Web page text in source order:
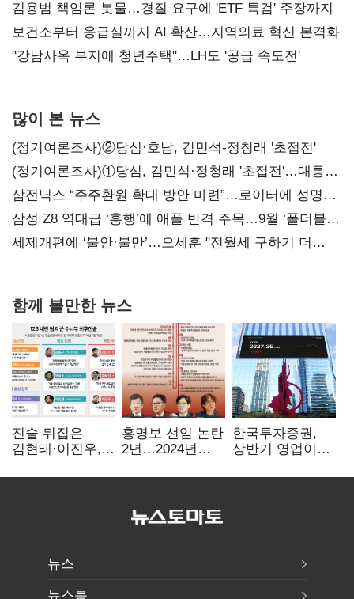
김용범 책임론 봇물…경질 요구에 'ETF 특검' 주장까지
보건소부터 응급실까지 AI 확산…지역의료 혁신 본격화
"강남사옥 부지에 청년주택"…LH도 '공급 속도전'
많이 본 뉴스
(정기여론조사)②당심·호남, 김민석-정청래 '초접전'
(정기여론조사)①당심, 김민석·정청래 '초접전'…대통령
지지도 '50% 아래로'(종합)
삼전닉스 “주주환원 확대 방안 마련”…로이터에 성명
보내
삼성 Z8 역대급 ‘흥행’에 애플 반격 주목…9월 ‘폴더블
대전’
세제개편에 ‘불안·불만’…오세훈 "전월세 구하기 더
함께 볼만한 뉴스
진술 뒤집은
김현태·이진우,
헌신"…법정서
홍명보 선임 논란
2년…2024년
압색까지
한국투자증권,
상반기 영업이익
전년비 89.1%↑
뉴스
뉴스북